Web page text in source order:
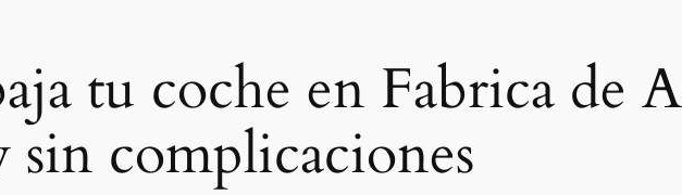
tu coche en Fabrica de
sin complicaciones